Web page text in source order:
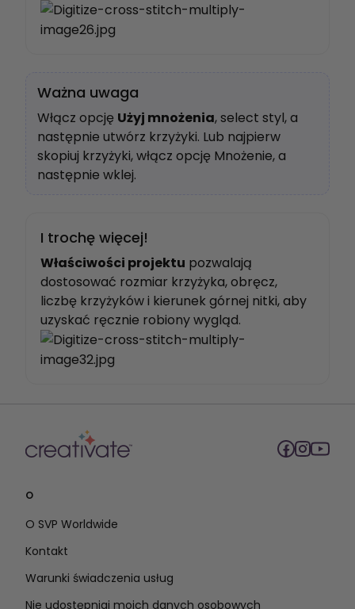
Ważna uwaga
Włącz opcję Użyj mnożenia, select styl, a
następnie utwórz krzyżyki. Lub najpierw
skopiuj krzyżyki, włącz opcję Mnożenie, a
następnie wklej.
I trochę więcej!
Właściwości projektu pozwalają
dostosować rozmiar krzyżyka, obręcz,
liczbę krzyżyków i kierunek górnej nitki, aby
uzyskać ręcznie robiony wygląd.
O
O SVP Worldwide
Kontakt
Warunki świadczenia usług
Nie udostępniaj moich danych osobowych